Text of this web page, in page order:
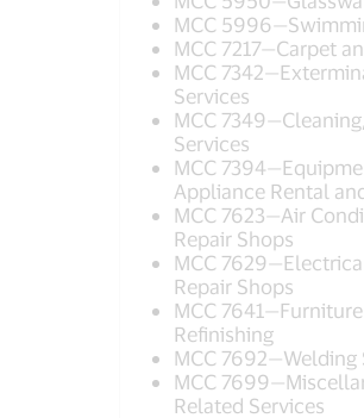
MCC
MCC 7217—Carpet
MCC
Services
MCC
Services
MCC
Appliance Rental
MCC 7623—Air
Repair Shops
MCC
Repair Shops
MCC
Refinishing
MCC 7692—Welding
MCC
Related Services